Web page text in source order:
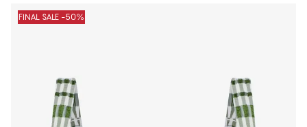
FINAL SALE -50%